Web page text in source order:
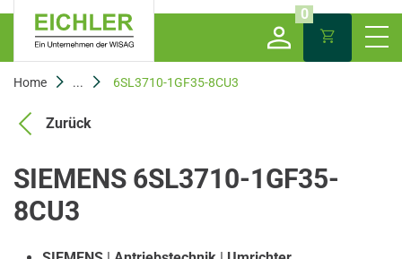
0
Home ... 6SL3710-1GF35-8CU3
Zurück
SIEMENS 6SL3710-1GF35-
8CU3